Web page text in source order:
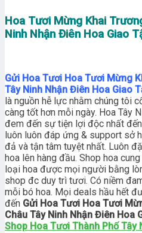
Hoa Tươi Mừng Khai
Ninh Nhận Điên Hoa Giao
Gửi Hoa Tươi Hoa Tươi Mừng
Tây Ninh Nhận Điên Hoa Giao
là nguồn hễ lực nhằm chúng tôi
càng tốt hơn mỗi ngày. Hoa Tây
đem đến sự tiện lợi độc nhất
luôn luôn đáp ứng & support sở
đả và tận tâm tuyệt nhất. Luôn
hoa lên hàng đầu. Shop hoa
loại hoa được mọi người bằng
shop đc duy trì tươi. Có niềm
mỗi bó hoa. Mọi deals hầu hết
đến Gửi Hoa Tươi Hoa Tươi
Châu Tây Ninh Nhận Điên Hoa
Shop Hoa Tươi Thành Phố Tây